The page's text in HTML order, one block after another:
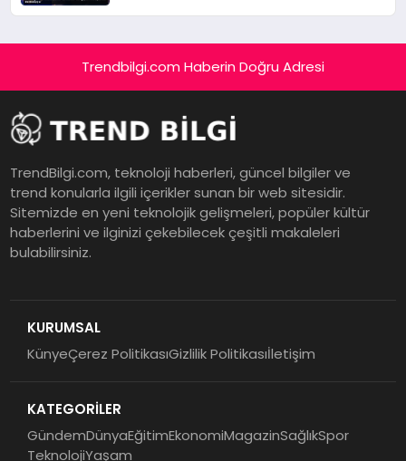
Trendbilgi.com Haberin Doğru Adresi
TrendBilgi.com, teknoloji haberleri, güncel bilgiler ve
trend konularla ilgili içerikler sunan bir web sitesidir.
Sitemizde en yeni teknolojik gelişmeleri, popüler kültür
haberlerini ve ilginizi çekebilecek çeşitli makaleleri
bulabilirsiniz.
KURUMSAL
KünyeÇerez PolitikasıGizlilik Politikasıİletişim
KATEGORİLER
GündemDünyaEğitimEkonomiMagazinSağlıkSpor
TeknolojiYaşam